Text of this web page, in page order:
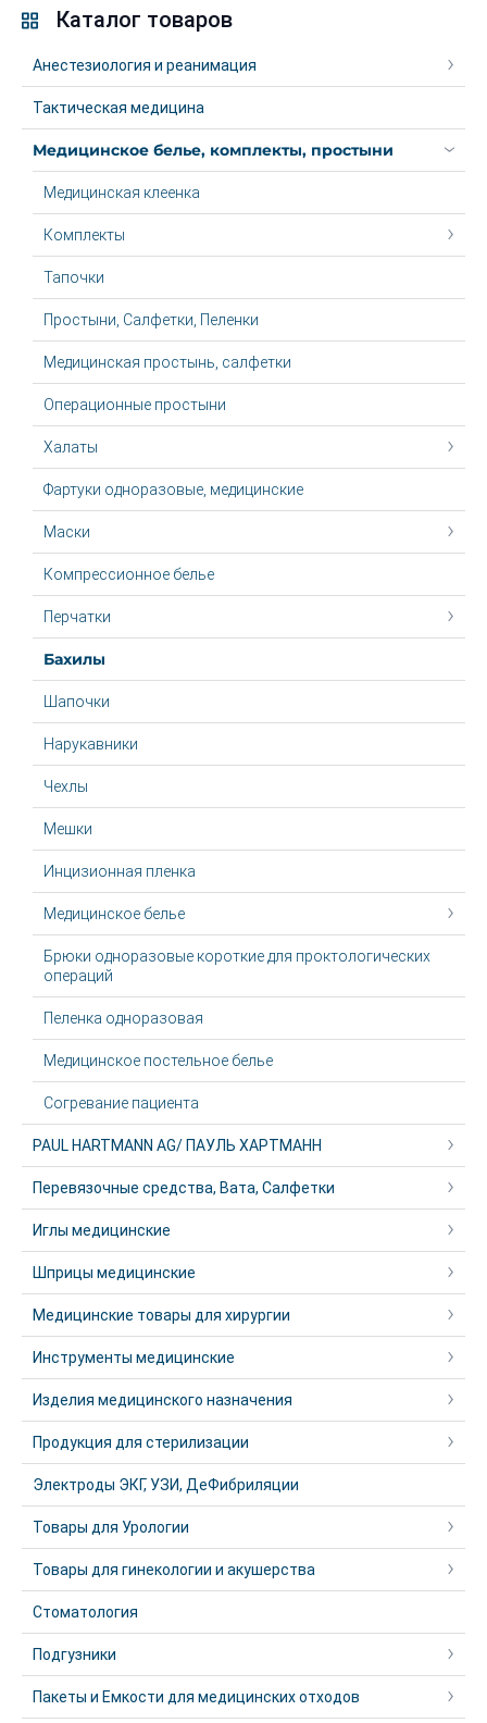
Каталог товаров
Анестезиология и реанимация
Тактическая медицина
Медицинское белье, комплекты, простыни
Медицинская клеенка
Комплекты
Тапочки
Простыни, Салфетки, Пеленки
Медицинская простынь, салфетки
Операционные простыни
Халаты
Фартуки одноразовые, медицинские
Маски
Компрессионное белье
Перчатки
Бахилы
Шапочки
Нарукавники
Чехлы
Мешки
Инцизионная пленка
Медицинское белье
Брюки одноразовые короткие для проктологических
операций
Пеленка одноразовая
Медицинское постельное белье
Согревание пациента
PAUL HARTMANN AG/ ПАУЛЬ ХАРТМАНН
Перевязочные средства, Вата, Салфетки
Иглы медицинские
Шприцы медицинские
Медицинские товары для хирургии
Инструменты медицинские
Изделия медицинского назначения
Продукция для стерилизации
Электроды ЭКГ, УЗИ, ДеФибриляции
Товары для Урологии
Товары для гинекологии и акушерства
Стоматология
Подгузники
Пакеты и Емкости для медицинских отходов